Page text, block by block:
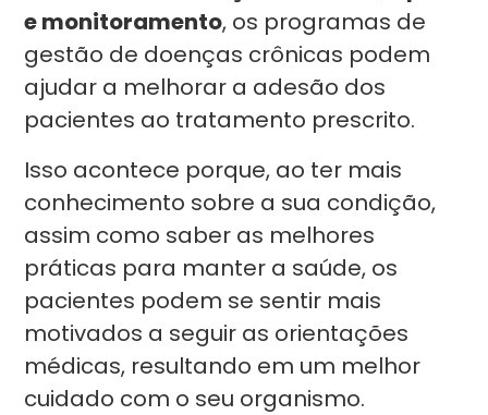
e monitoramento, os programas de
gestão de doenças crônicas podem
ajudar a melhorar a adesão dos
pacientes ao tratamento prescrito.
Isso acontece porque, ao ter mais
conhecimento sobre a sua condição,
assim como saber as melhores
práticas para manter a saúde, os
pacientes podem se sentir mais
motivados a seguir as orientações
médicas, resultando em um melhor
cuidado com o seu organismo.